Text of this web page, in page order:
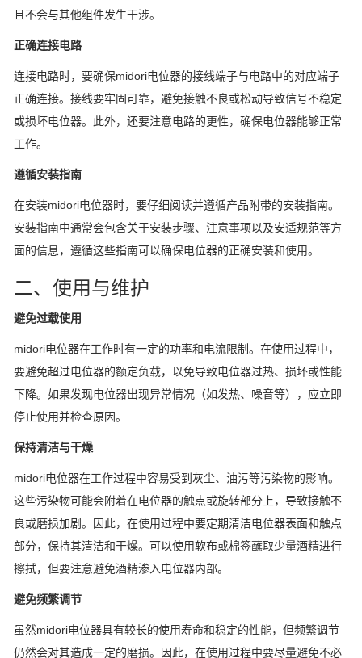
且不会与其他组件发生干涉。
正确连接电路
连接电路时，要确保midori电位器的接线端子与电路中的对应端子
正确连接。接线要牢固可靠，避免接触不良或松动导致信号不稳定
或损坏电位器。此外，还要注意电路的更性，确保电位器能够正常
工作。
遵循安装指南
在安装midori电位器时，要仔细阅读并遵循产品附带的安装指南。
安装指南中通常会包含关于安装步骤、注意事项以及安适规范等方
面的信息，遵循这些指南可以确保电位器的正确安装和使用。
二、使用与维护
避免过载使用
midori电位器在工作时有一定的功率和电流限制。在使用过程中，
要避免超过电位器的额定负载，以免导致电位器过热、损坏或性能
下降。如果发现电位器出现异常情况（如发热、噪音等），应立即
停止使用并检查原因。
保持清洁与干燥
midori电位器在工作过程中容易受到灰尘、油污等污染物的影响。
这些污染物可能会附着在电位器的触点或旋转部分上，导致接触不
良或磨损加剧。因此，在使用过程中要定期清洁电位器表面和触点
部分，保持其清洁和干燥。可以使用软布或棉签蘸取少量酒精进行
擦拭，但要注意避免酒精渗入电位器内部。
避免频繁调节
虽然midori电位器具有较长的使用寿命和稳定的性能，但频繁调节
仍然会对其造成一定的磨损。因此，在使用过程中要尽量避免不必